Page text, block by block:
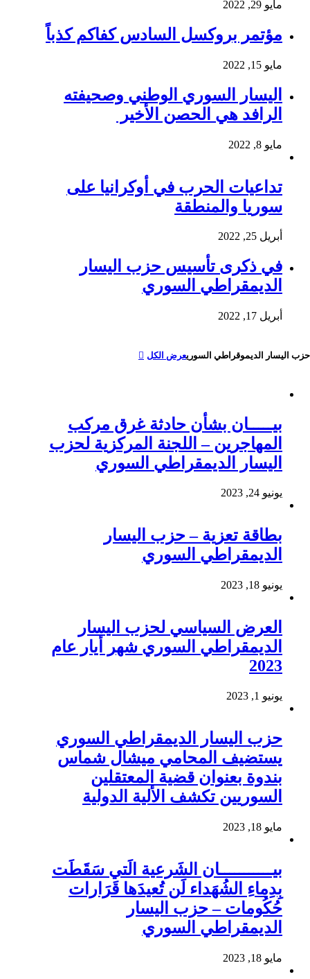
مايو 29, 2022
مؤتمر بروكسل السادس كفاكم كذباً
مايو 15, 2022
اليسار السوري الوطني وصحيفته
الرافد هي الحصن الأخير
مايو 8, 2022
تداعيات الحرب في أوكرانيا على
سوريا والمنطقة
أبريل 25, 2022
في ذكرى تأسيس حزب اليسار
الديمقراطي السوري
أبريل 17, 2022
حزب اليسار الديموقراطي السوريعرض الكل
بيـــــان بشأن حادثة غرق مركب
المهاجرين – اللجنة المركزية لحزب
اليسار الديمقراطي السوري
يونيو 24, 2023
بطاقة تعزية – حزب اليسار
الديمقراطي السوري
يونيو 18, 2023
العرض السياسي لحزب اليسار
الديمقراطي السوري شهر أيار عام
2023
يونيو 1, 2023
حزب اليسار الديمقراطي السوري
يستضيف المحامي ميشال شماس
بندوة بعنوان قضية المعتقلين
السوريين تكشف الألية الدولية
مايو 18, 2023
بيـــــــــــان الشَرعية الَتي سَقَطَت
بِدِماءِ الشُهَداء لَن تُعيدَها قَرَارات
حُكُومات – حزب اليسار
الديمقراطي السوري
مايو 18, 2023